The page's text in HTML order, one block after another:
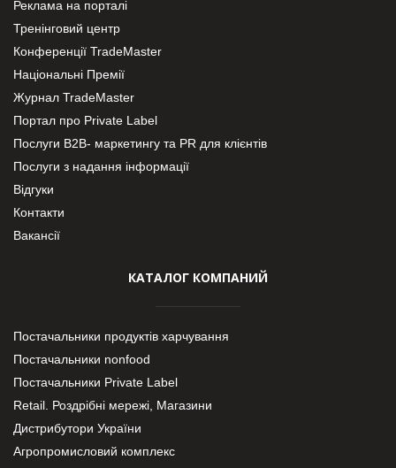
Реклама на порталі
Тренінговий центр
Конференції TradeMaster
Національні Премії
Журнал TradeMaster
Портал про Private Label
Послуги В2В- маркетингу та PR для клієнтів
Послуги з надання інформації
Відгуки
Контакти
Вакансії
КАТАЛОГ КОМПАНИЙ
Постачальники продуктів харчування
Постачальники nonfood
Постачальники Private Label
Retail. Роздрібні мережі, Магазини
Дистрибутори України
Агропромисловий комплекс